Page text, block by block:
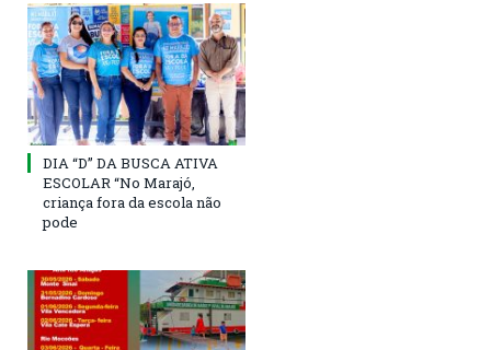
DIA “D” DA BUSCA ATIVA
ESCOLAR “No Marajó,
criança fora da escola não
pode